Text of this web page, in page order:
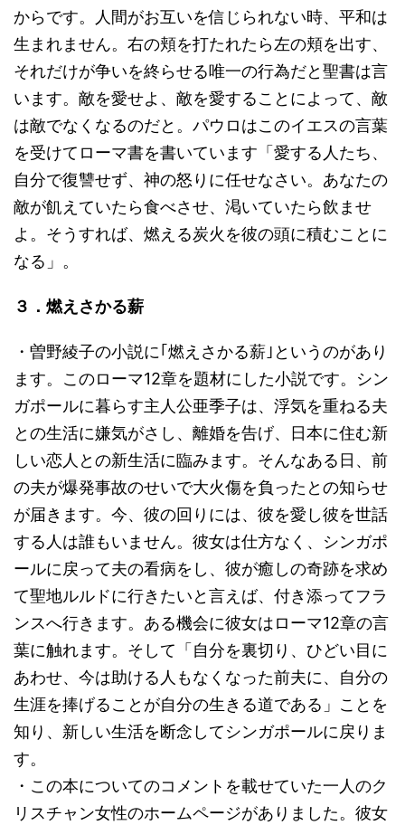
からです。人間がお互いを信じられない時、平和は
生まれません。右の頬を打たれたら左の頬を出す、
それだけが争いを終らせる唯一の行為だと聖書は言
います。敵を愛せよ、敵を愛することによって、敵
は敵でなくなるのだと。パウロはこのイエスの言葉
を受けてローマ書を書いています「愛する人たち、
自分で復讐せず、神の怒りに任せなさい。あなたの
敵が飢えていたら食べさせ、渇いていたら飲ませ
よ。そうすれば、燃える炭火を彼の頭に積むことに
なる」。
３．燃えさかる薪
・曽野綾子の小説に｢燃えさかる薪｣というのがあり
ます。このローマ12章を題材にした小説です。シン
ガポールに暮らす主人公亜季子は、浮気を重ねる夫
との生活に嫌気がさし、離婚を告げ、日本に住む新
しい恋人との新生活に臨みます。そんなある日、前
の夫が爆発事故のせいで大火傷を負ったとの知らせ
が届きます。今、彼の回りには、彼を愛し彼を世話
する人は誰もいません。彼女は仕方なく、シンガポ
ールに戻って夫の看病をし、彼が癒しの奇跡を求め
て聖地ルルドに行きたいと言えば、付き添ってフラ
ンスへ行きます。ある機会に彼女はローマ12章の言
葉に触れます。そして「自分を裏切り、ひどい目に
あわせ、今は助ける人もなくなった前夫に、自分の
生涯を捧げることが自分の生きる道である」ことを
知り、新しい生活を断念してシンガポールに戻りま
す。
・この本についてのコメントを載せていた一人のク
リスチャン女性のホームページがありました。彼女